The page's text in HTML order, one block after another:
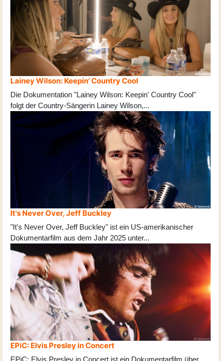
Lainey Wilson: Keepin' Country Cool
Die Dokumentation "Lainey Wilson: Keepin' Country Cool"
folgt der Country-Sängerin Lainey Wilson,...
It's Never Over, Jeff Buckley
"It's Never Over, Jeff Buckley" ist ein US-amerikanischer
Dokumentarfilm aus dem Jahr 2025 unter...
EPiC: Elvis Presley in Concert
EPiC: Elvis Presley in Concert ist ein Dokumentarfilm über